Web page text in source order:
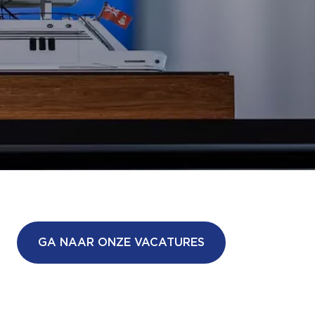
GA NAAR ONZE VACATURES